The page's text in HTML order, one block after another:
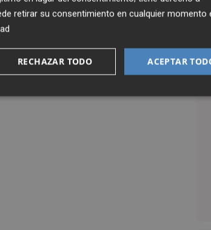
retirar su consentimiento en cualquier momento
ACEPTAR
RECHAZAR TODO